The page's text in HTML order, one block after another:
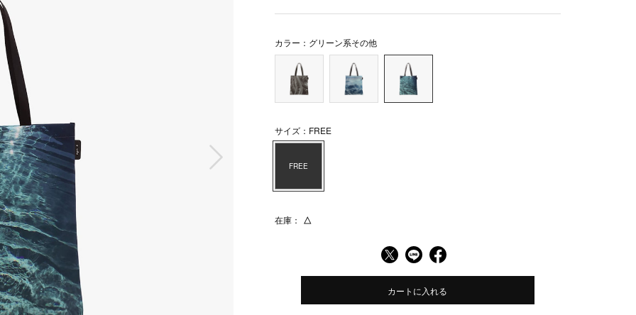
カラー：グリーン系その他
サイズ：FREE
FREE
在庫： △
カートに入れる